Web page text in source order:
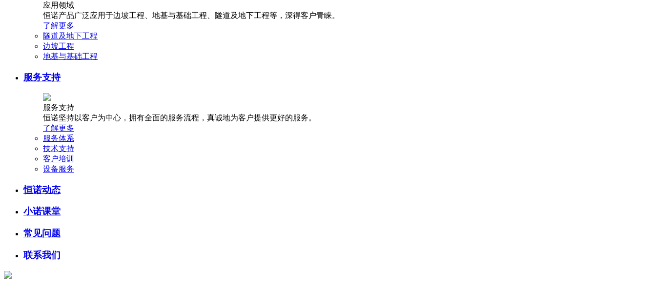
应用领域
恒诺产品广泛应用于边坡工程、地基与基础工程、隧道及地下工程等，深得客户青睐。
了解更多
隧道及地下工程
边坡工程
地基与基础工程
服务支持
服务支持
恒诺坚持以客户为中心，拥有全面的服务流程，真诚地为客户提供更好的服务。
了解更多
服务体系
技术支持
客户培训
设备服务
恒诺动态
小诺课堂
常见问题
联系我们